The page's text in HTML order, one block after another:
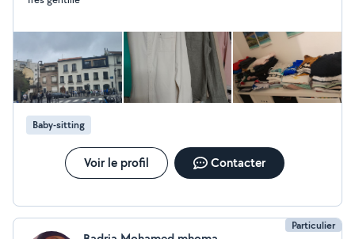
fiable. Je suis nounou et baby-sitter de nuit. Veuillez
Baby-sitting
Voir le profil Contacter
Particulier